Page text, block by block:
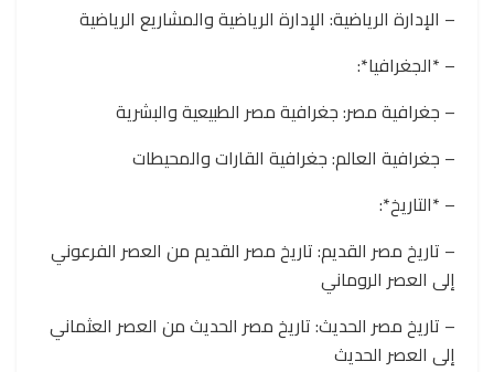
– الإدارة الرياضية: الإدارة الرياضية والمشاريع الرياضية
– *الجغرافيا*:
– جغرافية مصر: جغرافية مصر الطبيعية والبشرية
– جغرافية العالم: جغرافية القارات والمحيطات
– *التاريخ*:
– تاريخ مصر القديم: تاريخ مصر القديم من العصر الفرعوني
إلى العصر الروماني
– تاريخ مصر الحديث: تاريخ مصر الحديث من العصر العثماني
إلى العصر الحديث